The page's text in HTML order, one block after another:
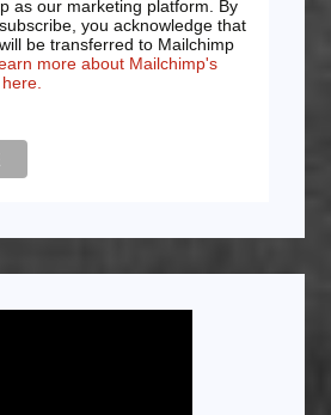
as our marketing platform. By
you acknowledge that
be transferred to Mailchimp
more about Mailchimp's